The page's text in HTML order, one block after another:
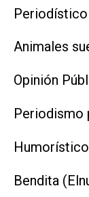
Periodístico
Animales
Opinión
Periodismo
Bendita